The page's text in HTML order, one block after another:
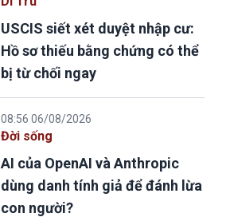
USCIS siết xét duyệt nhập cư:
Hồ sơ thiếu bằng chứng có thể
bị từ chối ngay
08:56 06/08/2026
Đời sống
AI của OpenAI và Anthropic
dùng danh tính giả để đánh lừa
con người?